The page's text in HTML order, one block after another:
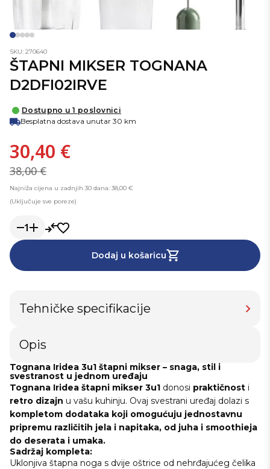
SKU: 270640
ŠTAPNI MIKSER TOGNANA
D2DFI02IRVE
Dostupno u 1 poslovnici
Besplatna dostava unutar 30 km
30,40 €
38,00 €
Najniža cijena u zadnjih 30 dana: 38,00 €
(Uključuje sve poreze)
1
Dodaj u košaricu
Tehničke specifikacije
Opis
Tognana Iridea 3u1 štapni mikser – snaga, stil i
svestranost u jednom uređaju
Tognana Iridea štapni mikser 3u1 donosi praktičnost i
retro dizajn u vašu kuhinju. Ovaj svestrani uređaj dolazi s
kompletom dodataka koji omogućuju jednostavnu
pripremu različitih jela i napitaka, od juha i smoothieja
do deserata i umaka.
Sadržaj kompleta:
Uklonjiva štapna noga s dvije oštrice od nehrđajućeg čelika